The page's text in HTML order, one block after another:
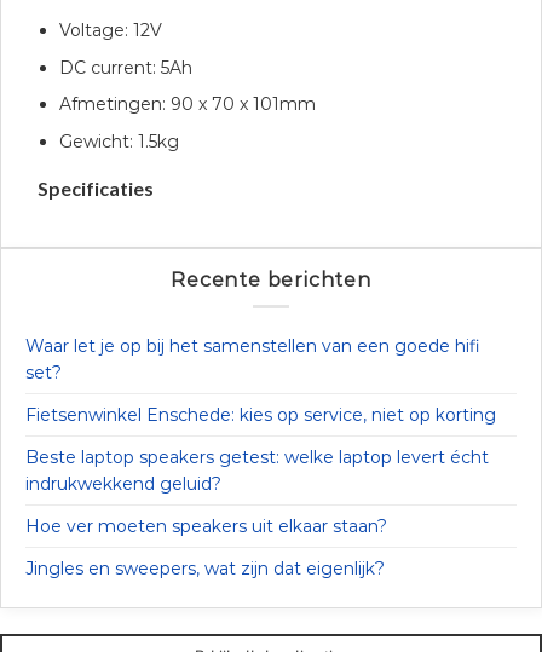
Voltage: 12V
DC current: 5Ah
Afmetingen: 90 x 70 x 101mm
Gewicht: 1.5kg
Specificaties
Recente berichten
Waar let je op bij het samenstellen van een goede hifi
set?
Fietsenwinkel Enschede: kies op service, niet op korting
Beste laptop speakers getest: welke laptop levert écht
indrukwekkend geluid?
Hoe ver moeten speakers uit elkaar staan?
Jingles en sweepers, wat zijn dat eigenlijk?